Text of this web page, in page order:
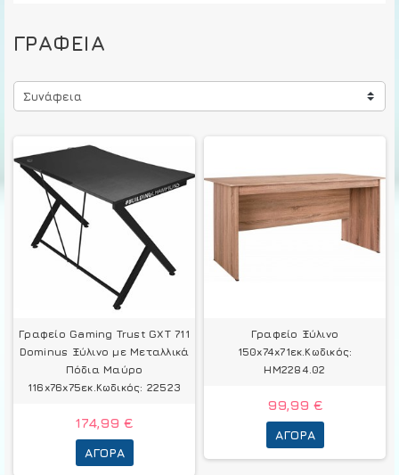
ΓΡΑΦΕΊΑ
Συνάφεια
Γραφείο Gaming Trust GXT 711
Dominus Ξύλινο με Μεταλλικά
Πόδια Μαύρο
116x76x75εκ.Κωδικός: 22523
174,99 €
ΑΓΟΡΆ
Γραφείο Ξύλινο
150x74x71εκ.Κωδικός:
HM2284.02
99,99 €
ΑΓΟΡΆ